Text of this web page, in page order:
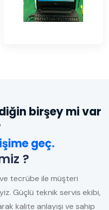
birşey mi var
geç.
?
ve tecrübe ile müşteri
Güçlü teknik servis ekibi,
kalite anlayışı ve sahip